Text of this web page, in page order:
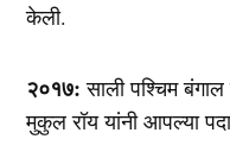
केली.
२०१७: साली पश्चिम
मुकुल रॉय यांनी आपल्या